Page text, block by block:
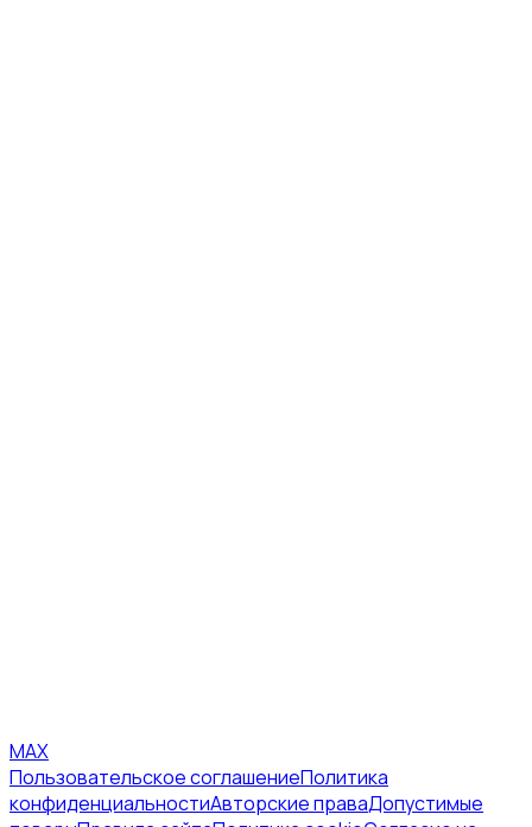
MAX
Пользовательское соглашениеПолитика
конфиденциальностиАвторские праваДопустимые